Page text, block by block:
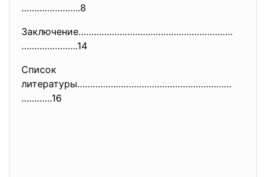
…………………..8
Заключение……………………………………………………
………………….14
Список
литературы……………………………………………………
…………16